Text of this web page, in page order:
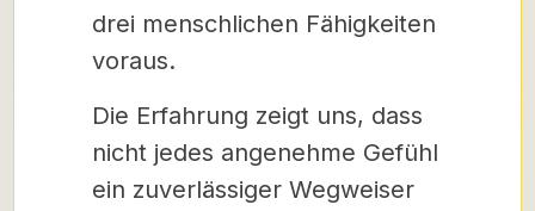
drei menschlichen Fähigkeiten
voraus.
Die Erfahrung zeigt uns, dass
nicht jedes angenehme Gefühl
ein zuverlässiger Wegweiser